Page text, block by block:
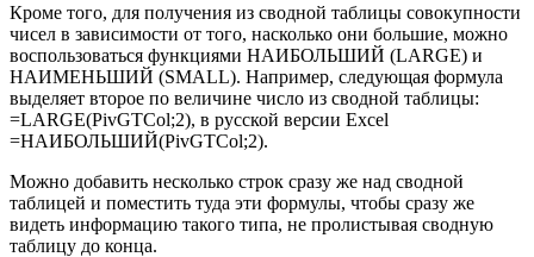
Кроме того, для получения из сводной таблицы совокупности
чисел в зависимости от того, насколько они большие, можно
воспользоваться функциями НАИБОЛЬШИЙ (LARGE) и
НАИМЕНЬШИЙ (SMALL). Например, следующая формула
выделяет второе по величине число из сводной таблицы:
=LARGE(PivGTCol;2), в русской версии Excel
=НАИБОЛЬШИЙ(PivGTCol;2).
Можно добавить несколько строк сразу же над сводной
таблицей и поместить туда эти формулы, чтобы сразу же
видеть информацию такого типа, не пролистывая сводную
таблицу до конца.